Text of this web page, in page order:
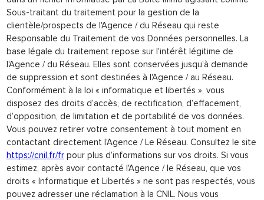
Sous-traitant du traitement pour la gestion de la
clientèle/prospects de l'Agence / du Réseau qui reste
Responsable du Traitement de vos Données personnelles. La
base légale du traitement repose sur l'intérêt légitime de
l'Agence / du Réseau. Elles sont conservées jusqu'à demande
de suppression et sont destinées à l'Agence / au Réseau.
Conformément à la loi « informatique et libertés », vous
disposez des droits d’accès, de rectification, d’effacement,
d’opposition, de limitation et de portabilité de vos données.
Vous pouvez retirer votre consentement à tout moment en
contactant directement l’Agence / Le Réseau. Consultez le site
https://cnil.fr/fr pour plus d’informations sur vos droits. Si vous
estimez, après avoir contacté l'Agence / le Réseau, que vos
droits « Informatique et Libertés » ne sont pas respectés, vous
pouvez adresser une réclamation à la CNIL. Nous vous